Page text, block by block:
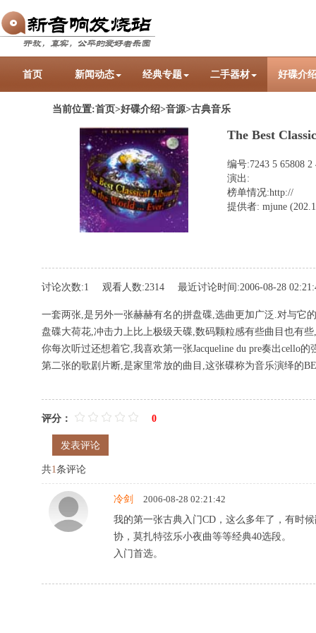
首页 新闻动态 经典专题 二手器材 好碟介
当前位置:首页>好碟介绍>音源>古典音乐
The Best
编号:7243 5 65808 2
演出:
榜单情况:http://
提供者: mjune
讨论次数:1 观看人数:2314 最近讨论时间:2006-08-28
一套两张,是另外一张赫赫有名的拼盘碟,选曲更加广泛.对与它
盘碟大荷花,冲击力上比上极级天碟,数码颗粒感有些曲目也有
你每次听过还想着它,我喜欢第一张Jacqueline du pre奏出cello
第二张的歌剧片断,是家里常放的曲目,这张碟称为音乐演绎的
评分： 0
发表评论
共1条评论
冷剑
2006-08-28 02:21:42
我的第一张古典入门CD，这么多年了，有时
协，莫扎特弦乐小夜曲等等经典40选段。
入门首选。